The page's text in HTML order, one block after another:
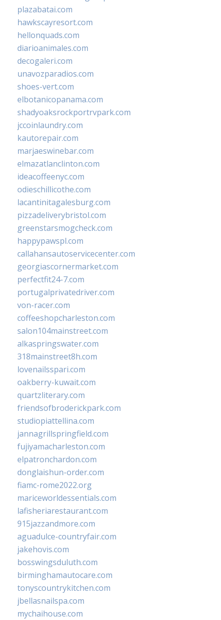
plazabatai.com
hawkscayresort.com
hellonquads.com
diarioanimales.com
decogaleri.com
unavozparadios.com
shoes-vert.com
elbotanicopanama.com
shadyoaksrockportrvpark.com
jccoinlaundry.com
kautorepair.com
marjaeswinebar.com
elmazatlanclinton.com
ideacoffeenyc.com
odieschillicothe.com
lacantinitagalesburg.com
pizzadeliverybristol.com
greenstarsmogcheck.com
happypawspl.com
callahansautoservicecenter.com
georgiascornermarket.com
perfectfit24-7.com
portugalprivatedriver.com
von-racer.com
coffeeshopcharleston.com
salon104mainstreet.com
alkaspringswater.com
318mainstreet8h.com
lovenailsspari.com
oakberry-kuwait.com
quartzliterary.com
friendsofbroderickpark.com
studiopiattellina.com
jannagrillspringfield.com
fujiyamacharleston.com
elpatronchardon.com
donglaishun-order.com
fiamc-rome2022.org
mariceworldessentials.com
lafisheriarestaurant.com
915jazzandmore.com
aguadulce-countryfair.com
jakehovis.com
bosswingsduluth.com
birminghamautocare.com
tonyscountrykitchen.com
jbellasnailspa.com
mychaihouse.com